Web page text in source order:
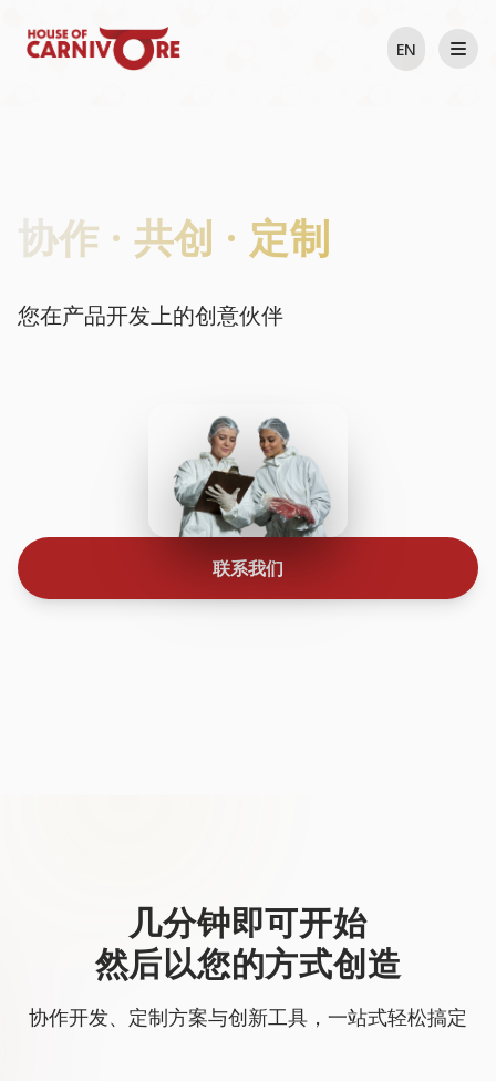
EN
协作 · 共创 · 定制
您在产品开发上的创意伙伴
联系我们
几分钟即可开始
然后以您的方式创造
协作开发、定制方案与创新工具，一站式轻松搞定